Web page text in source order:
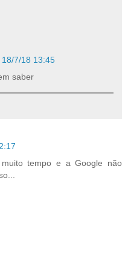
18/7/18 13:45
saber
tempo e a Google não